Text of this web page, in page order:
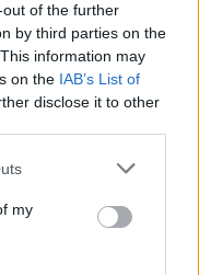
of the further
by third parties on the
information may
on the IAB’s List of
disclose it to other
my
Galéria
Károly utca 13/A
Kedd-péntek 12:00-